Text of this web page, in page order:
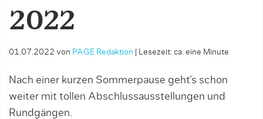
2022
01.07.2022 von PAGE Redaktion Lesezeit: ca. eine Minute
Nach einer kurzen Sommerpause geht’s schon
weiter mit tollen Abschlussausstellungen und
Rundgängen.